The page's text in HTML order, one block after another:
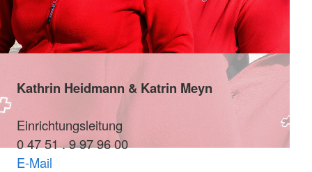
Kathrin Heidmann & Katrin Meyn
Einrichtungsleitung
0 47 51 . 9 97 96 00
E-Mail